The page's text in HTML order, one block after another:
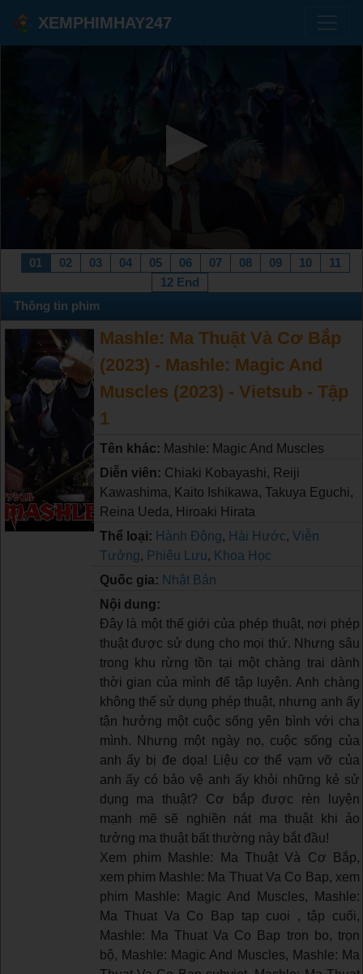
XEMPHIMHAY247
01 02 03 04 05 06 07 08 09 10
11
12 End
Thông tin phim
Mashle: Ma Thuật Và Cơ Bắp
(2023) - Mashle: Magic And
Muscles (2023) - Vietsub - Tập
1
Tên khác: Mashle: Magic And Muscles
Diễn viên: Chiaki Kobayashi, Reiji
Kawashima, Kaito Ishikawa, Takuya Eguchi,
Reina Ueda, Hiroaki Hirata
Thể loại: Hành Động, Hài Hước, Viễn
Tưởng, Phiêu Lưu, Khoa Học
Quốc gia: Nhật Bản
Nội dung:
Đây là một thế giới của phép thuật, nơi phép
thuật được sử dụng cho mọi thứ. Nhưng sâu
trong khu rừng tồn tại một chàng trai dành
thời gian của mình để tập luyện. Anh chàng
không thể sử dụng phép thuật, nhưng anh ấy
tận hưởng một cuộc sống yên bình với cha
mình. Nhưng một ngày nọ, cuộc sống của
anh ấy bị đe dọa! Liệu cơ thể vạm vỡ của
anh ấy có bảo vệ anh ấy khỏi những kẻ sử
dụng ma thuật? Cơ bắp được rèn luyện
mạnh mẽ sẽ nghiền nát ma thuật khi ảo
tưởng ma thuật bất thường này bắt đầu!
Xem phim Mashle: Ma Thuật Và Cơ Bắp,
xem phim Mashle: Ma Thuat Va Co Bap, xem
phim Mashle: Magic And Muscles, Mashle:
Ma Thuat Va Co Bap tap cuoi , tập cuối,
Mashle: Ma Thuat Va Co Bap tron bo, trọn
bộ, Mashle: Magic And Muscles, Mashle: Ma